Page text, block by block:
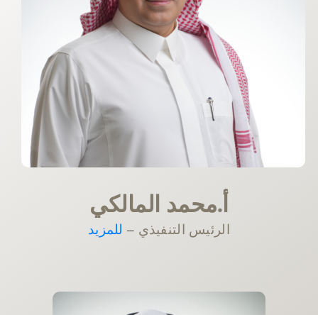
أ.محمد المالكي
الرئيس التنفيذي – للمزيد